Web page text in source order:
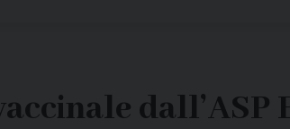
dall’ASP